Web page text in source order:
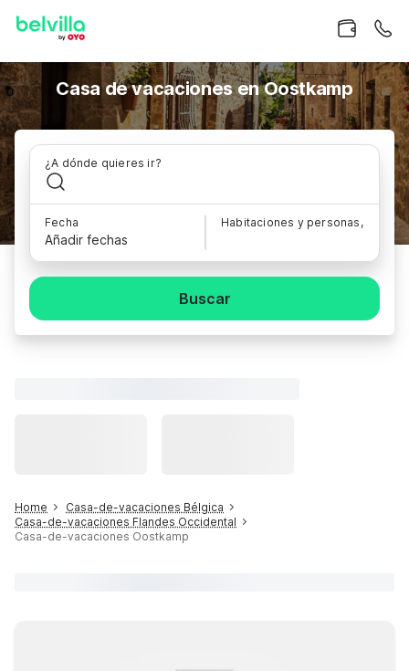
Casa de vacaciones en Oostkamp
¿A dónde quieres ir?
Fecha
Añadir fechas
Habitaciones y personas,
Buscar
Home
Casa-de-vacaciones Bélgica
Casa-de-vacaciones Flandes Occidental
Casa-de-vacaciones Oostkamp